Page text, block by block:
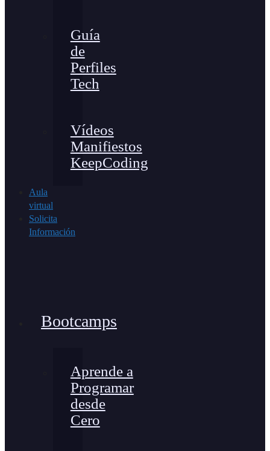
Guía
de
Perfiles
Tech
Vídeos
Manifiestos
KeepCoding
Aula
virtual
Solicita
Información
Bootcamps
Aprende a
Programar
desde
Cero